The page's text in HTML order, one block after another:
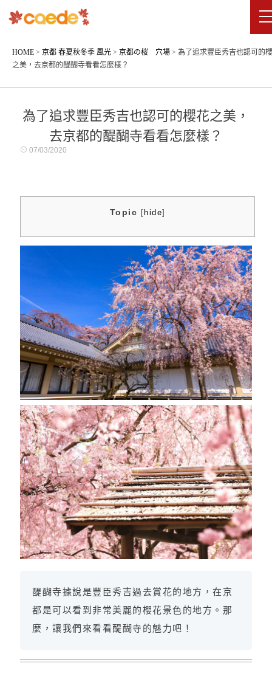
HOME > 京都 春夏秋冬季 風光 > 京都の桜 穴場 > 為了追求豐臣秀吉也認可的
之美，去京都的醍醐寺看看怎麼樣？
為了追求豐臣秀吉也認可的櫻花之美，
去京都的醍醐寺看看怎麼樣？
07/03/2020
Topic [ hide]
醍醐寺據說是豐臣秀吉過去賞花的地方，在京
都是可以看到非常美麗的櫻花景色的地方。那
麼，讓我們來看看醍醐寺的魅力吧！